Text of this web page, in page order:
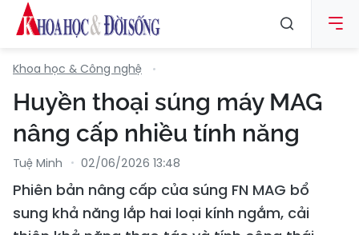
Khoa học & Công nghệ
Huyền thoại súng máy MAG
nâng cấp nhiều tính năng
Tuệ Minh 02/06/2026 13:48
Phiên bản nâng cấp của súng FN MAG bổ
sung khả năng lắp hai loại kính ngắm, cải